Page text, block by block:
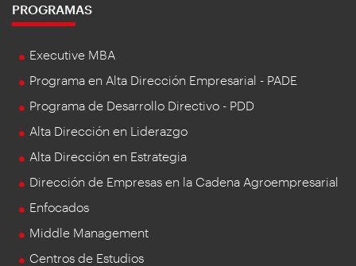
PROGRAMAS
Executive MBA
Programa en Alta Dirección Empresarial - PADE
Programa de Desarrollo Directivo - PDD
Alta Dirección en Liderazgo
Alta Dirección en Estrategia
Dirección de Empresas en la Cadena Agroempresarial
Enfocados
Middle Management
Centros de Estudios